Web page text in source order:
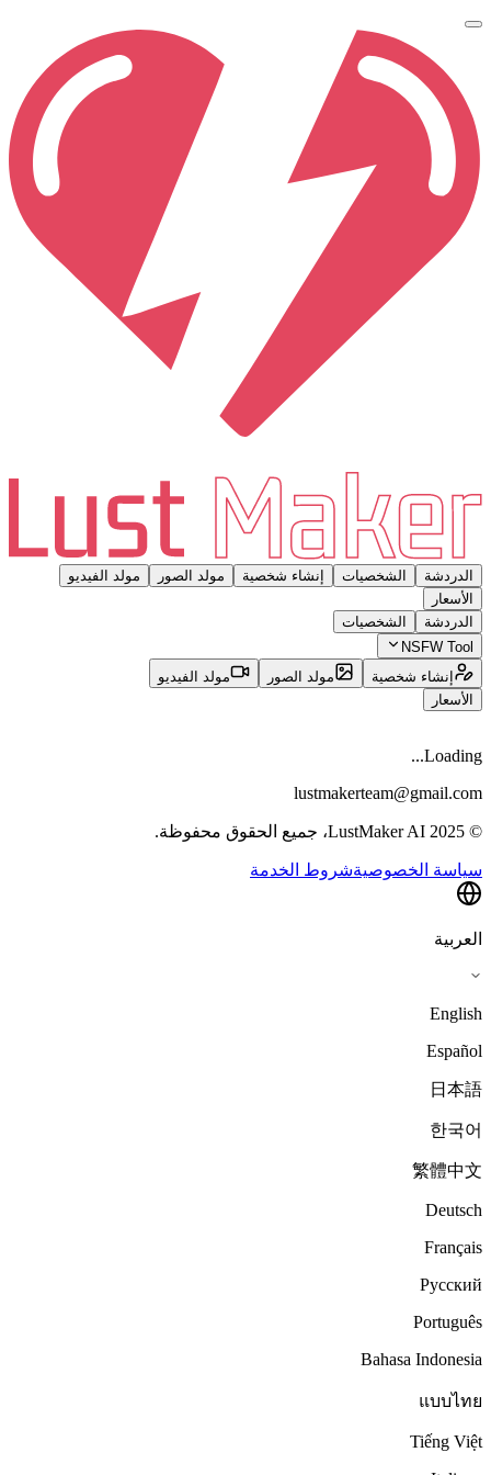
الدردشة الشخصيات إنشاء شخصية مولد الصور
مولد الفيديو
الأسعار
الدردشة
الشخصيات
NSFW Tool
إنشاء شخصية
مولد الصور
مولد الفيديو
الأسعار
Loading...
lustmakerteam@gmail.com
© 2025 LustMaker AI، جميع الحقوق محفوظة.
سياسة الخصوصيةشروط الخدمة
العربية
English
Español
日本語
한국어
繁體中文
Deutsch
Français
Русский
Português
Bahasa Indonesia
แบบไทย
Tiếng Việt